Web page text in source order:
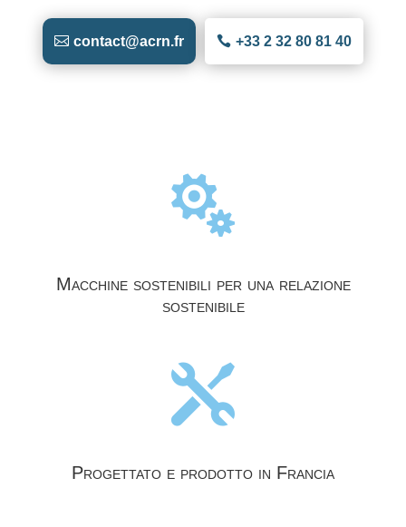
contact@acrn.fr +33 2 32 80 81 40

Macchine sostenibili per una relazione
sostenibile

Progettato e prodotto in Francia